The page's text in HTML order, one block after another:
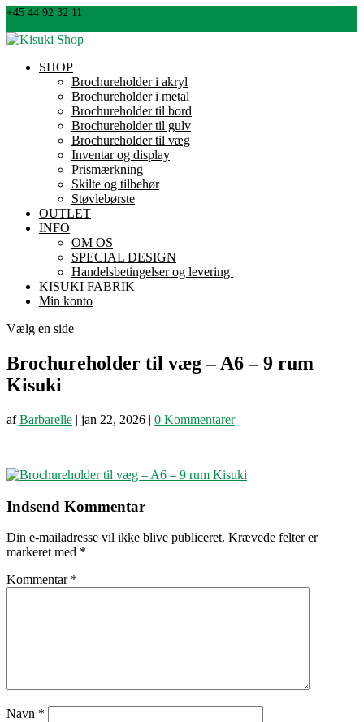
+45 44 92 32 11
SHOP
Brochureholder i akryl
Brochureholder i metal
Brochureholder til bord
Brochureholder til gulv
Brochureholder til væg
Inventar og display
Prismærkning
Skilte og tilbehør
Støvlebørste
OUTLET
INFO
OM OS
SPECIAL DESIGN
Handelsbetingelser og levering
KISUKI FABRIK
Min konto
Vælg en side
Brochureholder til væg – A6 – 9 rum
Kisuki
afBarbarelle | jan 22, 2026 | 0 Kommentarer
Indsend Kommentar
Din e-mailadresse vil ikke blive publiceret. Krævede felter er
markeret med *
Kommentar *
Navn *